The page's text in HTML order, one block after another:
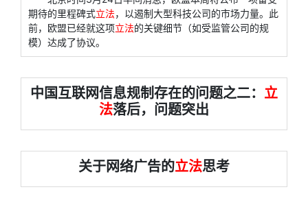
期待的里程碑式立法，以遏制大型科技公司的市场力量。此
前，欧盟已经就这项立法的关键细节（如受监管公司的规
模）达成了协议。
中国互联网信息规制存在的问题之二： 立
法落后，问题突出
关于网络广告的立法思考